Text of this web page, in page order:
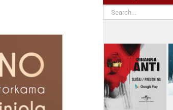
Search
for: